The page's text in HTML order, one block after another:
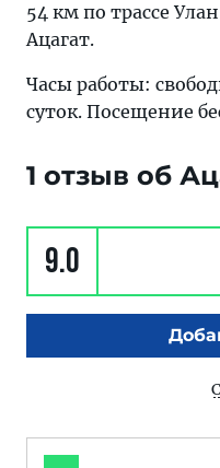
54 км по трассе
Ацагат.
Часы работы:
суток. Посещение
1 отзыв об
9.0